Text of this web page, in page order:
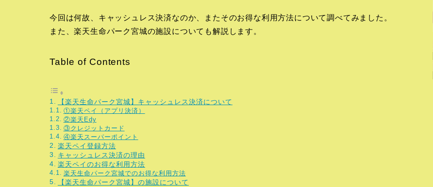
今回は何故、キャッシュレス決済なのか、またそのお得な利用方法について調べてみました。
また、楽天生命パーク宮城の施設についても解説します。
Table of Contents
【楽天生命パーク宮城】キャッシュレス決済について
①楽天ペイ（アプリ決済）
②楽天Edy
③クレジットカード
④楽天スーパーポイント
楽天ペイ登録方法
キャッシュレス決済の理由
楽天ペイのお得な利用方法
楽天生命パーク宮城でのお得な利用方法
【楽天生命パーク宮城】の施設について